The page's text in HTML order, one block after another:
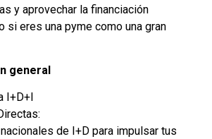
y aprovechar la financiación
si eres una pyme como una gran
general
I+D+I
de I+D para impulsar tus